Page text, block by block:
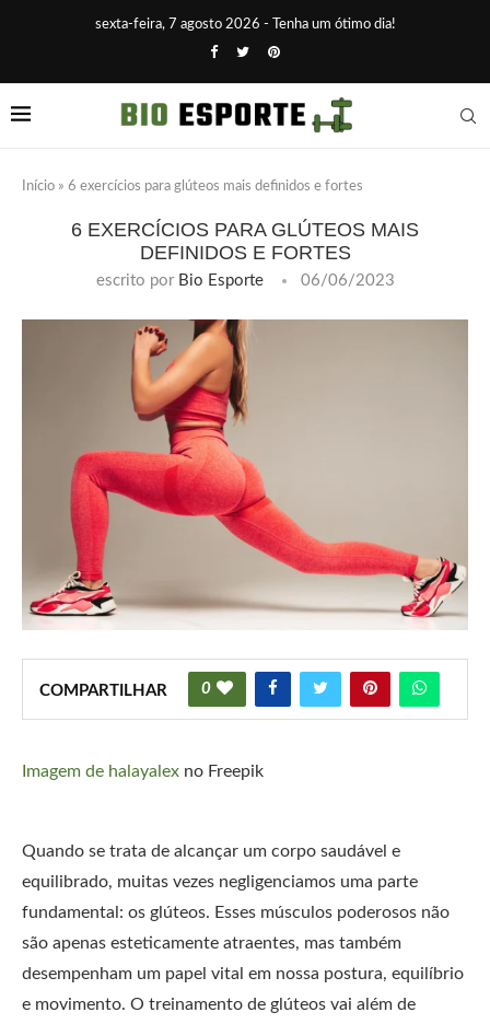
sexta-feira, 7 agosto 2026 - Tenha um ótimo dia!
Início » 6 exercícios para glúteos mais definidos e fortes
6 EXERCÍCIOS PARA GLÚTEOS MAIS
DEFINIDOS E FORTES
escrito por Bio Esporte 06/06/2023
COMPARTILHAR 0
Imagem de halayalex no Freepik
Quando se trata de alcançar um corpo saudável e
equilibrado, muitas vezes negligenciamos uma parte
fundamental: os glúteos. Esses músculos poderosos não
são apenas esteticamente atraentes, mas também
desempenham um papel vital em nossa postura, equilíbrio
e movimento. O treinamento de glúteos vai além de